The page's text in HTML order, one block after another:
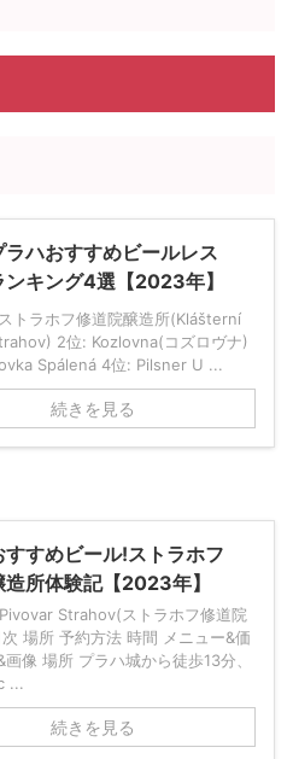
ラハおすすめビールレス
ンキング4選【2023年】
トラホフ修道院醸造所(Klášterní
2位: Kozlovna(コズロヴナ)
Spálená 4位: Pilsner U ...
続きを見る
すすめビール!ストラホフ
所体験記【2023年】
Strahov(ストラホフ修道院
場所 予約方法 時間 メニュー&価
像 場所 プラハ城から徒歩13分、
...
続きを見る